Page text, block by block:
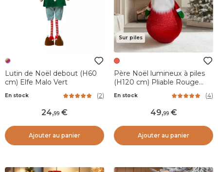
Lutin de Noël debout (H60
cm) Elfe Malo Vert
En stock (2)
24,99
Ajouter au panier
Sur piles
Père Noël lumineux à piles
(H120 cm) Pliable Rouge
En stock (4)
49,99
Ajouter au panier